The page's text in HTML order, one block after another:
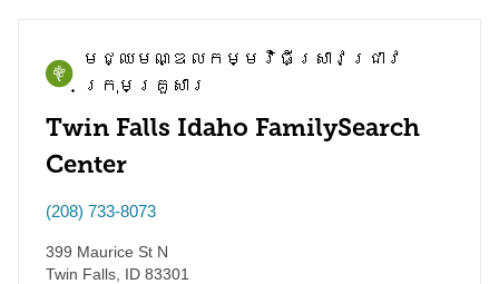
មជ្ឈមណ្ឌល​កម្មវិធី​ស្រាវជ្រាវ​
ក្រុមគ្រួសារ
Twin Falls Idaho FamilySearch
Center
(208) 733-8073
399 Maurice St N
Twin Falls ID 83301